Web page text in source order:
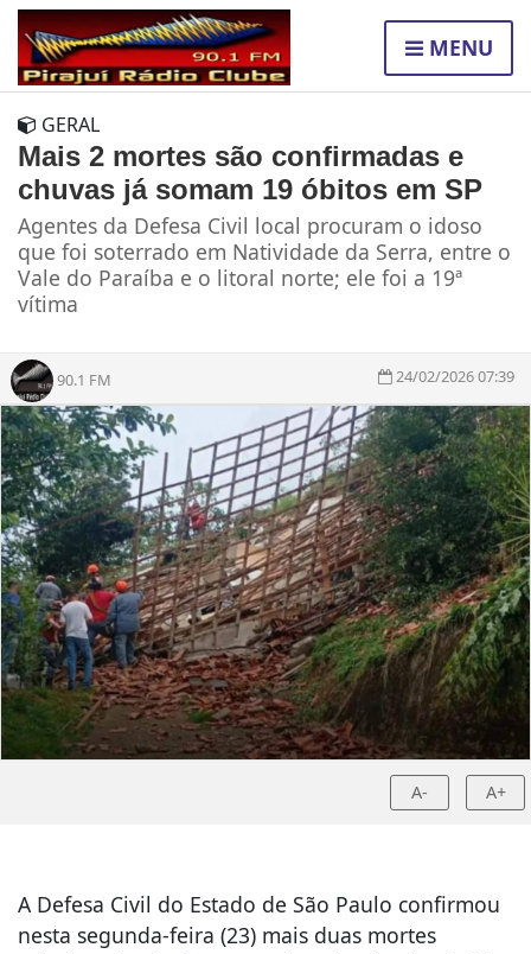
MENU
GERAL
Mais 2 mortes são confirmadas e
chuvas já somam 19 óbitos em SP
Agentes da Defesa Civil local procuram o idoso
que foi soterrado em Natividade da Serra, entre o
Vale do Paraíba e o litoral norte; ele foi a 19ª
vítima
90.1 FM 24/02/2026 07:39
A- A+
A Defesa Civil do Estado de São Paulo confirmou
nesta segunda-feira (23) mais duas mortes